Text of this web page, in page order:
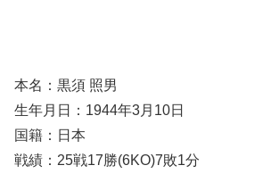
本名：黒須 照男
生年月日：1944年3月10日
国籍：日本
戦績：25戦17勝(6KO)7敗1分